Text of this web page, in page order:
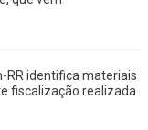
RR identifica materiais
fiscalização realizada